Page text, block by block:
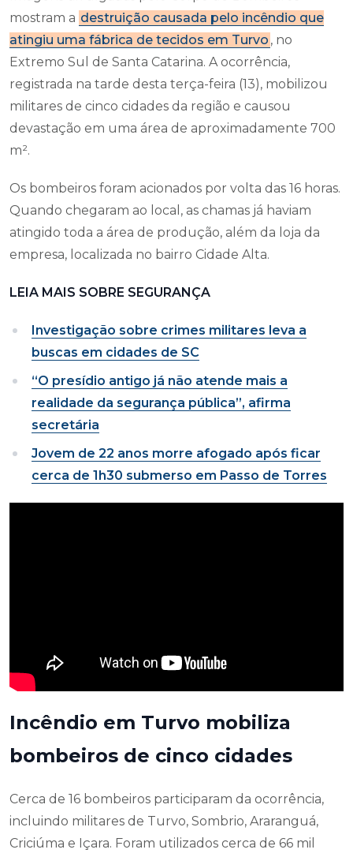
mostram a destruição causada pelo incêndio que
atingiu uma fábrica de tecidos em Turvo , no
Extremo Sul de Santa Catarina. A ocorrência,
registrada na tarde desta terça-feira (13), mobilizou
militares de cinco cidades da região e causou
devastação em uma área de aproximadamente 700
m².
Os bombeiros foram acionados por volta das 16 horas.
Quando chegaram ao local, as chamas já haviam
atingido toda a área de produção, além da loja da
empresa, localizada no bairro Cidade Alta.
LEIA MAIS SOBRE SEGURANÇA
Investigação sobre crimes militares leva a
buscas em cidades de SC
“O presídio antigo já não atende mais a
realidade da segurança pública”, afirma
secretária
Jovem de 22 anos morre afogado após ficar
cerca de 1h30 submerso em Passo de Torres
Incêndio em Turvo mobiliza
bombeiros de cinco cidades
Cerca de 16 bombeiros participaram da ocorrência,
incluindo militares de Turvo, Sombrio, Araranguá,
Criciúma e Içara. Foram utilizados cerca de 66 mil